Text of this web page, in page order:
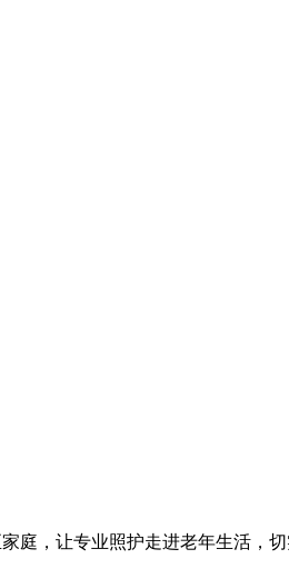
庭，让专业照护走进老年生活，